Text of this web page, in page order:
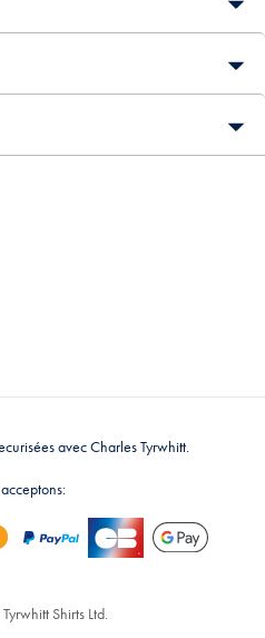
avec Charles Tyrwhitt.
Shirts Ltd.